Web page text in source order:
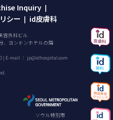
Inquiry |
シー | id皮膚科
容外科ビル
、ヨンドンホテルの隣
| E-mail ： jp@idhospital.com
ソウル特別市